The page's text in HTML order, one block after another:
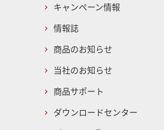
キャンペーン情報
情報誌
商品のお知らせ
当社のお知らせ
商品サポート
ダウンロードセンター